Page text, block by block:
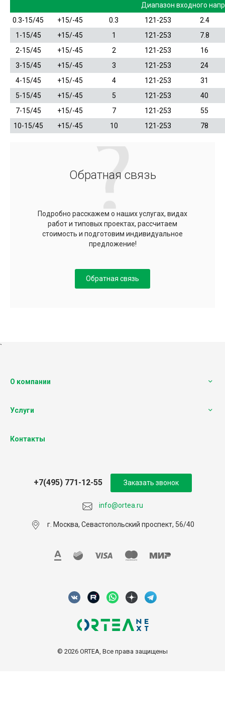
Диапазон входного
0.3-15/45
+15/-45 0.3 121-253
2.4
1-15/45
+15/-45 1 121-253
7.8
2-15/45
+15/-45 2 121-253
16
3-15/45
+15/-45 3 121-253
24
4-15/45
+15/-45 4 121-253
31
5-15/45
+15/-45 5 121-253
40
7-15/45
+15/-45 7 121-253
55
10-15/45
+15/-45 10 121-253 78
Обратная связь
Подробно расскажем о наших услугах, видах
работ и типовых проектах, рассчитаем
стоимость и подготовим индивидуальное
предложение!
Обратная связь
`
О компании
Услуги
Контакты
info@ortea.ru
+7(495) 771-12-55
г. Москва, Севастопольский проспект, 56/40
Заказать звонок
© 2026 ORTEA, Все права защищены